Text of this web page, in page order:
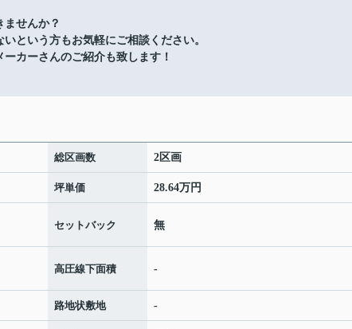
ませんか？
という方もお気軽にご相談ください。
カーさんのご紹介も致します！
総区画数 2区画
坪単価 28.64万円
セットバック 無
高圧線下面積 -
路地状敷地 -